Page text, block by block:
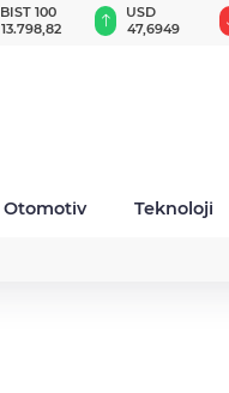
USD
47,6949
EUR
54,9603
Otomotiv Teknoloji